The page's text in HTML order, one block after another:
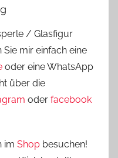
/ Glasfigur
mir einfach eine
oder eine WhatsApp
über die
oder facebook
im Shop besuchen!